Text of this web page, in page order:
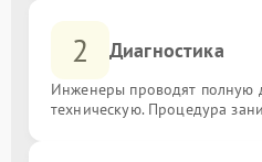
2 Диагностика
Инженеры проводят полную
техническую. Процедура